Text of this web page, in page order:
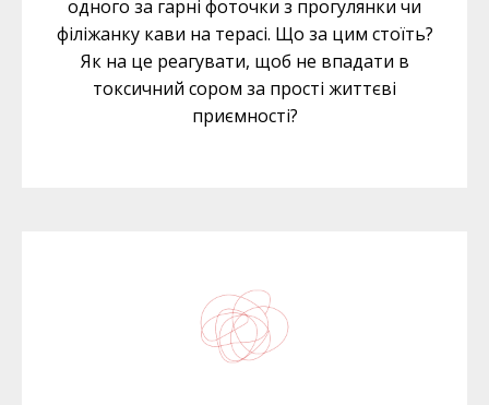
одного за гарні фоточки з прогулянки чи
філіжанку кави на терасі. Що за цим стоїть?
Як на це реагувати, щоб не впадати в
токсичний сором за прості життєві
приємності?